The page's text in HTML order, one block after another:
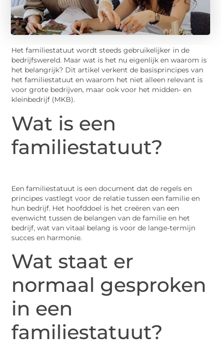
Het familiestatuut wordt steeds gebruikelijker in de
bedrijfswereld. Maar wat is het nu eigenlijk en waarom is
het belangrijk? Dit artikel verkent de basisprincipes van
het familiestatuut en waarom het niet alleen relevant is
voor grote bedrijven, maar ook voor het midden- en
kleinbedrijf (MKB).
Wat is een
familiestatuut?
Een familiestatuut is een document dat de regels en
principes vastlegt voor de relatie tussen een familie en
hun bedrijf. Het hoofddoel is het creëren van een
evenwicht tussen de belangen van de familie en het
bedrijf, wat van vitaal belang is voor de lange-termijn
succes en harmonie.
Wat staat er
normaal gesproken
in een
familiestatuut?